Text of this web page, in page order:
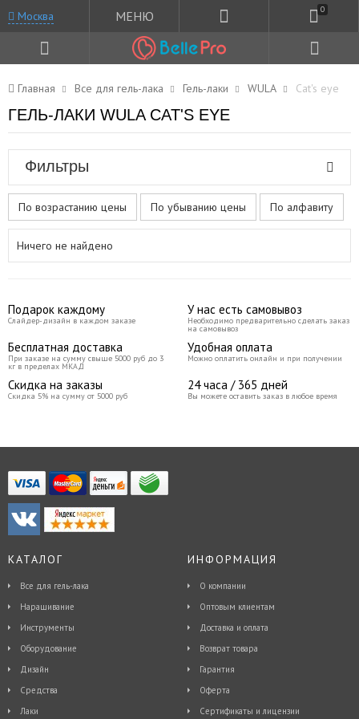
Москва МЕНЮ 0
Главная Все для гель-лака Гель-лаки WULA Cat's eye
ГЕЛЬ-ЛАКИ WULA CAT'S EYE
Фильтры
По возрастанию цены По убыванию цены По алфавиту
Ничего не найдено
Подарок каждому
Слайдер-дизайн в каждом заказе
У нас есть самовывоз
Необходимо предварительно сделать заказ
на самовывоз
Бесплатная доставка
При заказе на сумму свыше 5000 руб до 3
кг в пределах МКАД
Удобная оплата
Можно оплатить онлайн и при получении
Скидка на заказы
Скидка 5% на сумму от 5000 руб
24 часа / 365 дней
Вы можете оставить заказ в любое время
КАТАЛОГ
Все для гель-лака
Наращивание
Инструменты
Оборудование
Дизайн
Средства
Лаки
ИНФОРМАЦИЯ
О компании
Оптовым клиентам
Доставка и оплата
Возврат товара
Гарантия
Оферта
Сертификаты и лицензии